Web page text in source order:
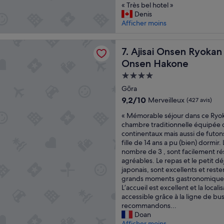
q
u
e
a
s
e
v
l
l
a
a
v
e
c
o
n
s
e
n
p
r
i
v
é
n
s
o
a
x
p
e
r
i
n
c
e
w
i
t
h
a
m
a
z
i
n
g
10,
Merveilleux,
(278 avis)
«
T
r
b
e
l
h
o
e
»
« Très bel hotel »
Denis
Afficher moins
7. Ajisai Onsen
Onsen Hakone
Ajisai Onsen Ryokan -
Hébergement
4.0 étoiles
Gōra
9.2
10,
Merveilleux,
(427 avis)
9,2/10 Merveilleux (427 avis)
«
M
é
m
o
r
a
b
l
e
s
é
« Mémorable séjour dans ce
chambre traditionnelle équipée
continentaux mais aussi de
fille de 14 ans a pu (bien) dormir.
nombre de 3 , sont facilement
agréables. Le repas et le petit
japonais, sont excellents et
grands moments
L’accueil est excellent et la
accessible grâce à la ligne de
recommandons...
Doan